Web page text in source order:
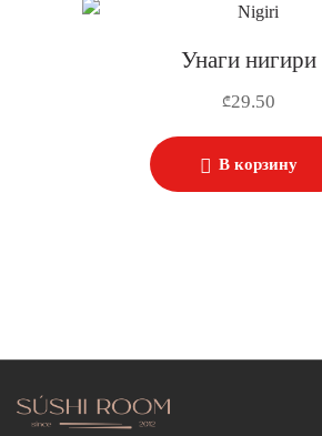
Унаги нигири
₾29.50
В корзину